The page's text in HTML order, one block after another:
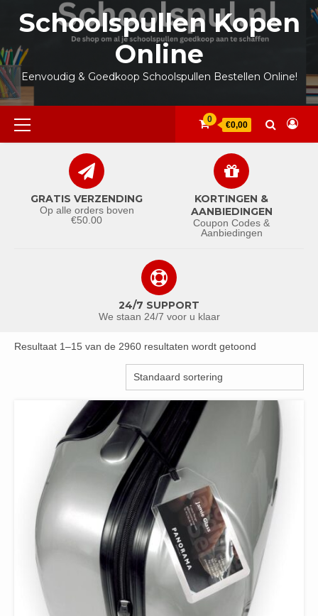
inhoud
Schoolspullen Kopen
Online
Eenvoudig & Goedkoop Schoolspullen Bestellen Online!
Primair
menu
0
€0,00
GRATIS VERZENDING
Op alle orders boven
€50.00
KORTINGEN &
AANBIEDINGEN
Coupon Codes &
Aanbiedingen
24/7 SUPPORT
We staan 24/7 voor u klaar
Resultaat 1–15 van de 2960 resultaten wordt getoond